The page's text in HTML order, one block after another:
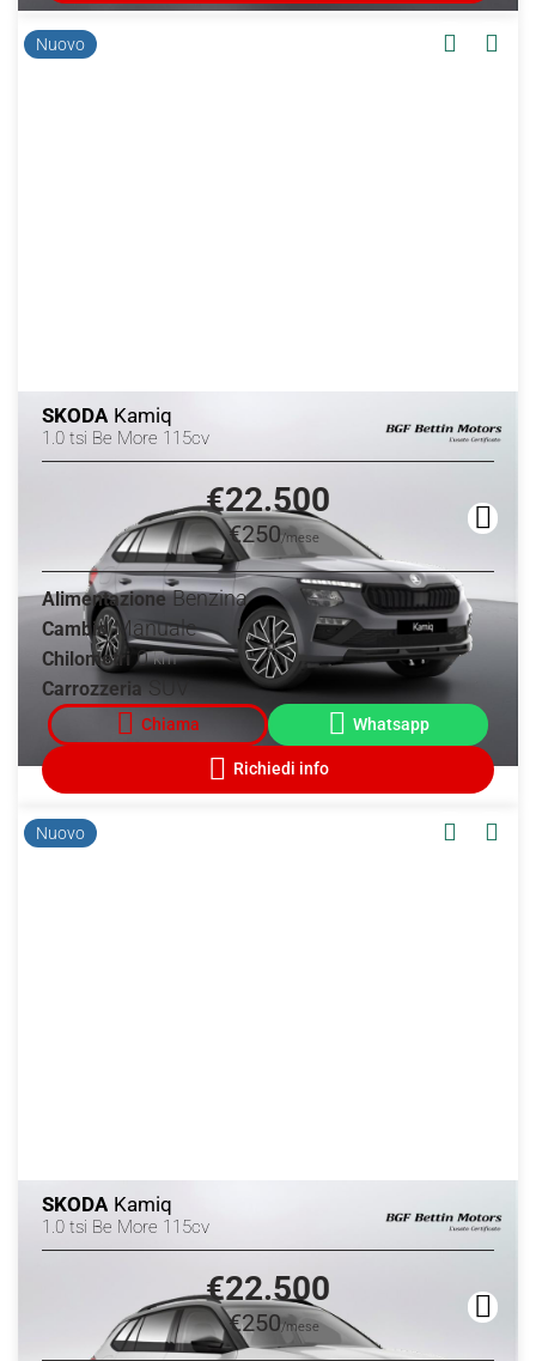
Nuovo
SKODA Kamiq
1.0 tsi Be More 115cv
€22.500
€250/mese
Alimentazione Benzina
Cambio Manuale
Chilometri 0km
Carrozzeria SUV
Nuovo
SKODA Kamiq
1.0 tsi Be More 115cv
€22.500
€250/mese